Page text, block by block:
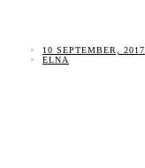
10 SEPTEMBER, 2017
ELNA